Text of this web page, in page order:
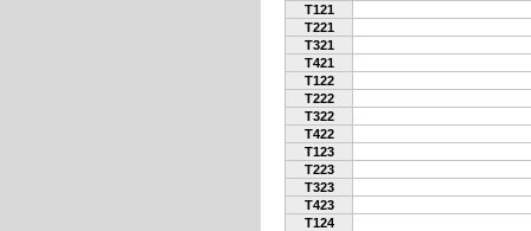
T121
T221
T321
T421
T122
T222
T322
T422
T123
T223
T323
T423
T124